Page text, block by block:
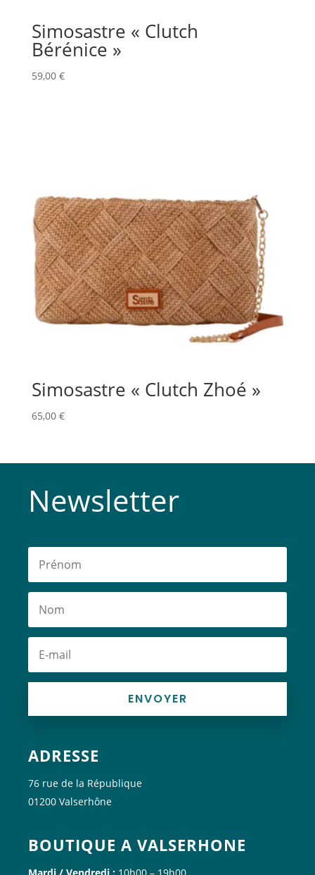
Simosastre « Clutch
Bérénice »
59,00 €
Simosastre « Clutch Zhoé »
65,00 €
Newsletter
ENVOYER
ADRESSE
76 rue de la République
01200 Valserhône
BOUTIQUE A VALSERHONE